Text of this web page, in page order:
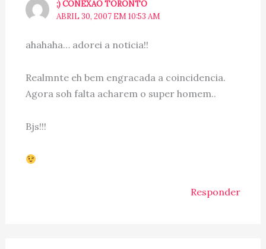
;) CONEXAO TORONTO
ABRIL 30, 2007 EM 10:53 AM
ahahaha… adorei a noticia!!
Realmnte eh bem engracada a coincidencia.
Agora soh falta acharem o super homem..
Bjs!!!
Responder